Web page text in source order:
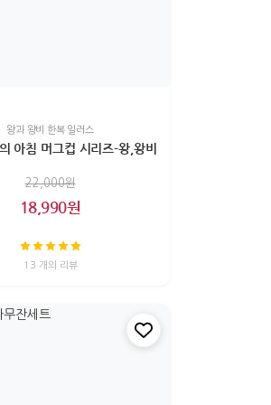
왕과 왕비 한복 일러스
아침 머그컵 시리즈-왕,왕비
22,000원
18,990원
13 개의 리뷰